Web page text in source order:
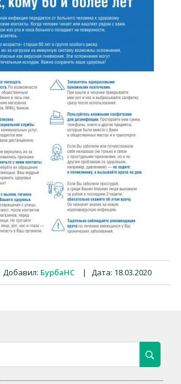
Добавил: БурбаНС | Дата: 18.03.2020